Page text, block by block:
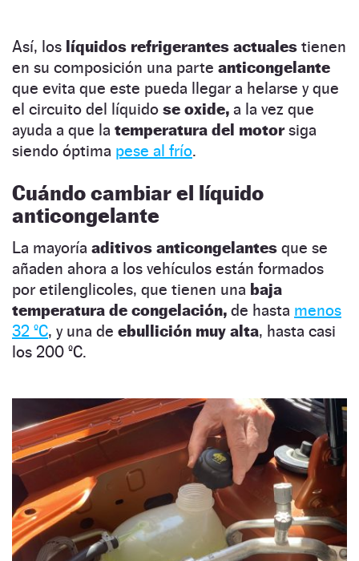
Así, los líquidos refrigerantes actuales tienen
en su composición una parte anticongelante
que evita que este pueda llegar a helarse y que
el circuito del líquido se oxide, a la vez que
ayuda a que la temperatura del motorsiga
siendo óptima pese al frío.
Cuándo cambiar el líquido
anticongelante
La mayoría aditivos anticongelantes que se
añaden ahora a los vehículos están formados
por etilenglicoles, que tienen una baja
temperatura de congelación, de hasta menos
32 ºC, y una de ebullición muy alta, hasta casi
los 200 ºC.